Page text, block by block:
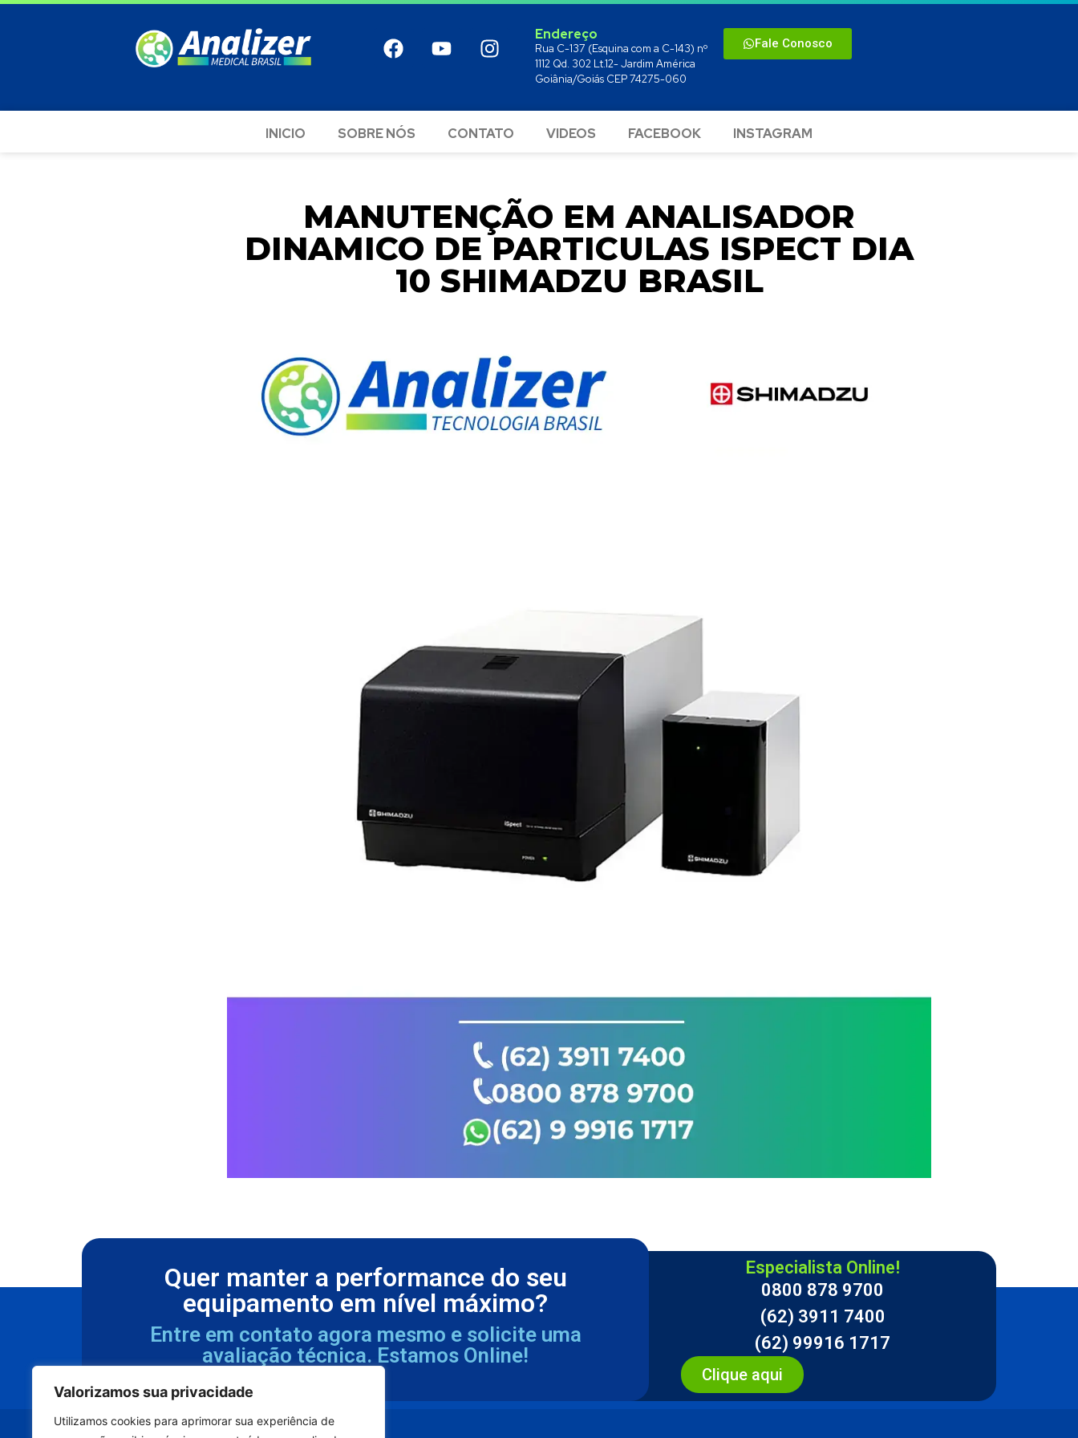
Valorizamos sua privacidade
Utilizamos cookies para aprimorar sua experiência de
Endereço
Rua C-137 (Esquina com a C-143) nº
1112 Qd. 302 Lt.12- Jardim América
Goiânia/Goiás CEP 74275-060
Fale Conosco
INICIO SOBRE NÓS CONTATO VIDEOS FACEBOOK INSTAGRAM
MANUTENÇÃO EM ANALISADOR
DINAMICO DE PARTICULAS ISPECT DIA
10 SHIMADZU BRASIL
Quer manter a performance do seu
equipamento em nível máximo?
Entre em contato agora mesmo e solicite uma
avaliação técnica. Estamos Online!
Especialista Online!
0800 878 9700
(62) 3911 7400
(62) 99916 1717
Clique aqui